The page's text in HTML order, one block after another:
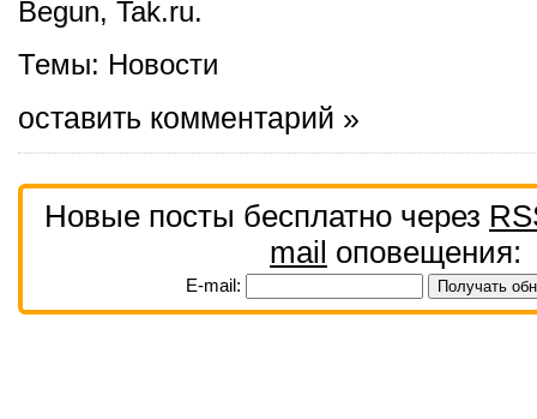
Begun, Tak.ru.
Темы: Новости
оставить комментарий »
Новые посты бесплатно через
mail оповещения:
E-mail: